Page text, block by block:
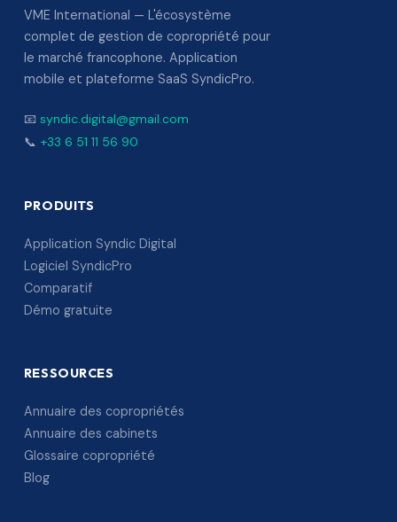
VME International — L'écosystème
complet de gestion de copropriété pour
le marché francophone. Application
mobile et plateforme SaaS SyndicPro.
📧 syndic.digital@gmail.com
📞 +33 6 51 11 56 90
PRODUITS
Application Syndic Digital
Logiciel SyndicPro
Comparatif
Démo gratuite
RESSOURCES
Annuaire des copropriétés
Annuaire des cabinets
Glossaire copropriété
Blog